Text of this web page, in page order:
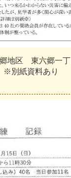
郷地区 東六郷一丁
※ 別 紙資料あ り